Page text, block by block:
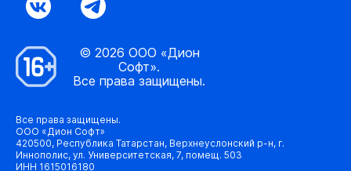
© 2026 ООО «Дион
Софт».
Все права защищены.
Все права защищены.
ООО «Дион Софт»
420500, Республика Татарстан, Верхнеуслонский р-н, г.
Иннополис, ул. Университетская, 7, помещ. 503
ИНН 1615016180